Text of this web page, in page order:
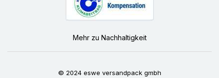
Mehr zu Nachhaltigkeit
© 2024 eswe versandpack gmbh